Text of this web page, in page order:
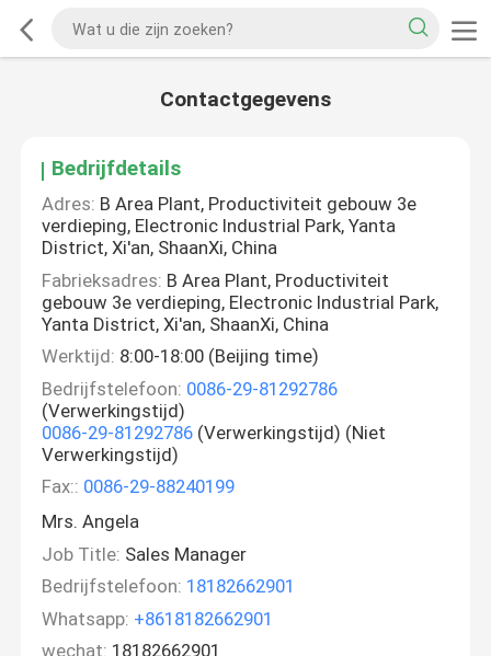
Contactgegevens
Bedrijfdetails
Adres: B Area Plant, Productiviteit gebouw 3e
verdieping, Electronic Industrial Park, Yanta
District, Xi'an, ShaanXi, China
Fabrieksadres: B Area Plant, Productiviteit
gebouw 3e verdieping, Electronic Industrial Park,
Yanta District, Xi'an, ShaanXi, China
Werktijd: 8:00-18:00 (Beijing time)
Bedrijfstelefoon: 0086-29-81292786
(Verwerkingstijd)
0086-29-81292786 (Verwerkingstijd) (Niet
Verwerkingstijd)
Fax:: 0086-29-88240199
Mrs. Angela
Job Title: Sales Manager
Bedrijfstelefoon: 18182662901
Whatsapp: +8618182662901
wechat: 18182662901